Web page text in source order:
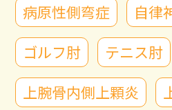
病原性側弯症
自律
ゴルフ肘
テニス肘
上腕骨内側上顆炎